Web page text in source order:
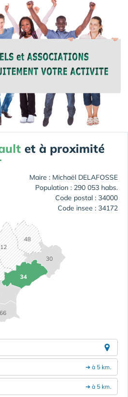
et à proximité
Maire : Michaël DELAFOSSE
Population : 290 053 habs.
Code postal : 34000
Code insee : 34172
12
30
34
48
66
➔ à 5 km.
➔ à 5 km.